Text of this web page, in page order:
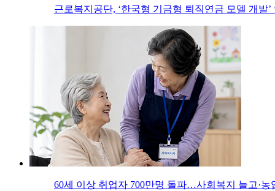
근로복지공단, ‘한국형 기금형 퇴직연금 모델 개발
60세 이상 취업자 700만명 돌파…사회복지 늘고·농